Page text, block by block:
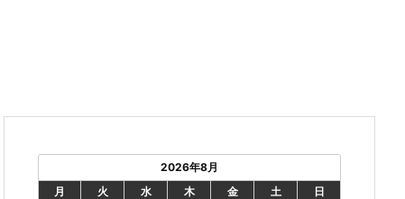
2026年8月
月
火 水 木 金 土
日